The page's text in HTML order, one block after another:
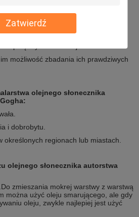
Zatwierdź
na plaży są komercyjnie
internetowych.
tej formy sztuki, która może być
potężnych informacji.
możliwość zbadania ich prawdziwych
olejnego słonecznika
i dobrobytu.
określonych regionach lub miastach.
olejnego słonecznika autorstwa
zmieszania mokrej warstwy z warstwą
można użyć oleju smarującego, ale gdy
oleju, zwykle najlepiej jest użyć